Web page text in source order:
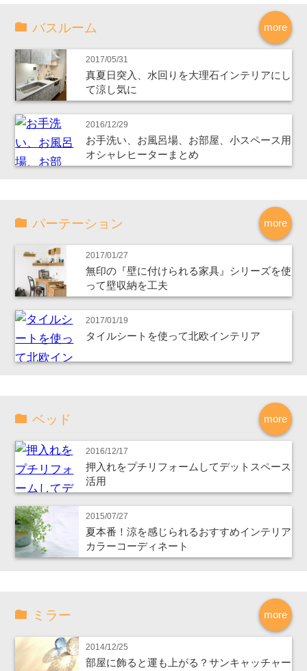
more
バスルーム
2017/05/31
真夏日突入、水回りを大理石インテリアにし
て涼し気に
2016/12/29
お手洗い、お風呂場、お部屋、小スペース用
オシャレヒーターまとめ
more
パーテーション
2017/01/27
無印の『壁に付けられる家具』シリーズを使
って壁収納を工夫
2017/01/19
タイルシートを使って北欧インテリア
more
ベッド
2016/12/17
押入れをプチリフォームしてデットスペース
活用
2015/07/27
夏本番！涼を感じられるおすすめインテリア
カラーコーディネート
more
ミラー
2014/12/25
部屋に飾ると運も上がる？サンキャッチャー